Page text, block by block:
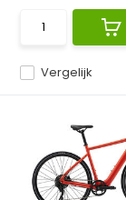
Vergelijk